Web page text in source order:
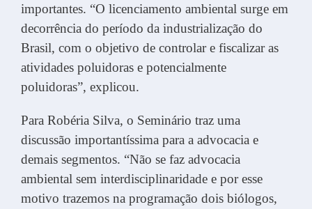
importantes. “O licenciamento ambiental surge em
decorrência do período da industrialização do
Brasil, com o objetivo de controlar e fiscalizar as
atividades poluidoras e potencialmente
poluidoras”, explicou.
Para Robéria Silva, o Seminário traz uma
discussão importantíssima para a advocacia e
demais segmentos. “Não se faz advocacia
ambiental sem interdisciplinaridade e por esse
motivo trazemos na programação dois biólogos,